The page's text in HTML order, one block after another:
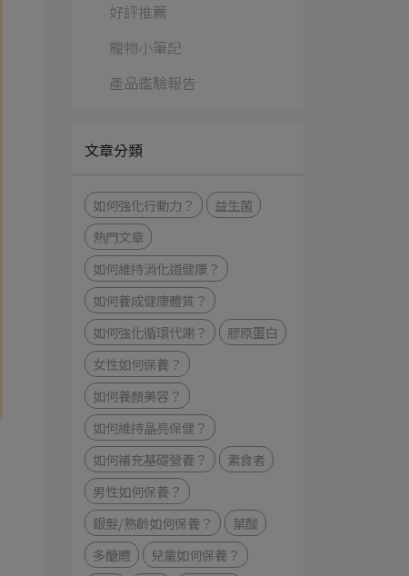
好評推薦
寵物小筆記
產品鑑驗報告
文章分類
如何強化⾏動⼒？
益生菌
熱門文章
如何維持消化道健康？
如何養成健康體質？
如何強化循環代謝？
膠原蛋白
女性如何保養？
如何養顏美容？
如何維持晶亮保健？
如何補充基礎營養？
素食者
男性如何保養？
銀髮/熟齡如何保養？
葉酸
多醣體
兒童如何保養？